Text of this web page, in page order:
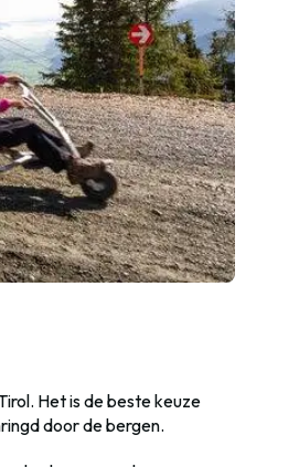
Het is de beste keuze
door de bergen.